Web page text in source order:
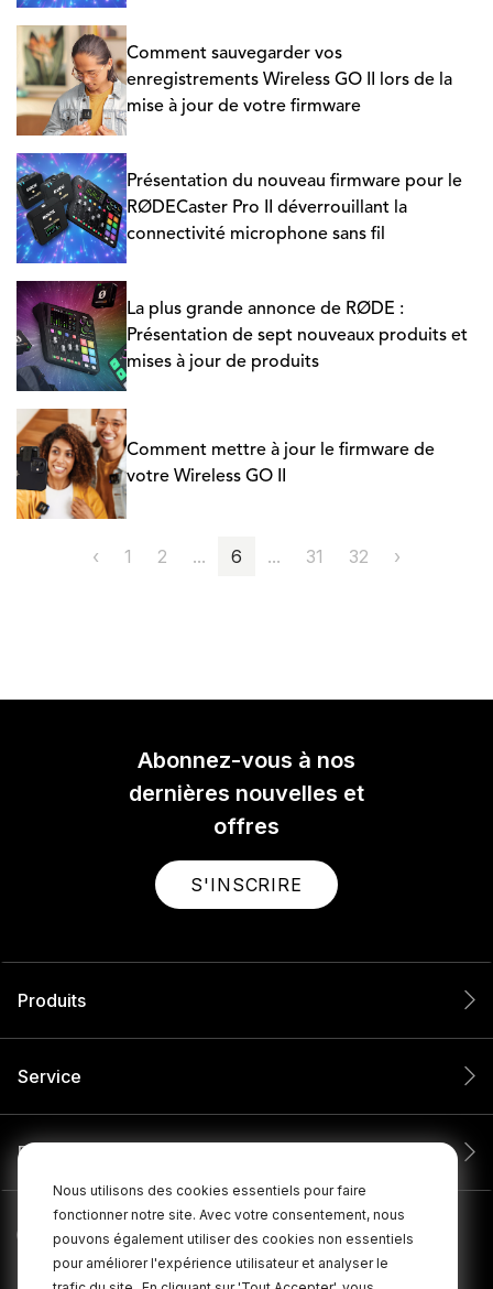
Nous utilisons des cookies essentiels pour faire
fonctionner notre site. Avec votre consentement, nous
pouvons également utiliser des cookies non essentiels
pour améliorer l'expérience utilisateur et analyser le
Comment sauvegarder vos
enregistrements Wireless GO II lors de la
mise à jour de votre firmware
Présentation du nouveau firmware pour le
RØDECaster Pro II déverrouillant la
connectivité microphone sans fil
La plus grande annonce de RØDE :
Présentation de sept nouveaux produits et
mises à jour de produits
Comment mettre à jour le firmware de
votre Wireless GO II
‹ 1 2 ... 6 ... 31 32 ›
Abonnez-vous à nos
dernières nouvelles et
offres
S'INSCRIRE
Produits
Service
Entreprise